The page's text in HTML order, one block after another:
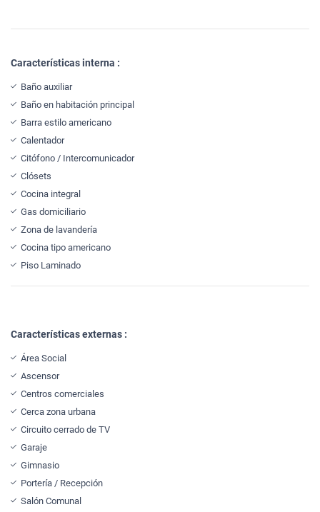
Características interna :
Baño auxiliar
Baño en habitación principal
Barra estilo americano
Calentador
Citófono / Intercomunicador
Clósets
Cocina integral
Gas domiciliario
Zona de lavandería
Cocina tipo americano
Piso Laminado
Características externas :
Área Social
Ascensor
Centros comerciales
Cerca zona urbana
Circuito cerrado de TV
Garaje
Gimnasio
Portería / Recepción
Salón Comunal